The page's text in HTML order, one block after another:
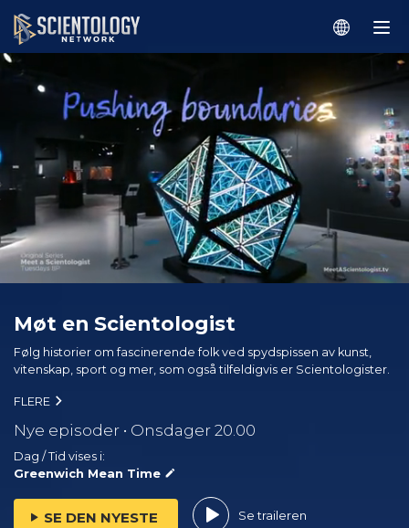
Møt en Scientologist
Følg historier om fascinerende folk ved spydspissen av kunst,
vitenskap, sport og mer, som også tilfeldigvis er Scientologister.
FLERE
Nye episoder • Onsdager 20.00
Dag / Tid vises i:
Greenwich Mean Time
SE DEN NYESTE Se traileren